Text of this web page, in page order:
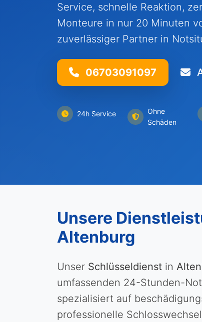
Service, schnelle Reaktion,
Monteure in nur 20 Minuten
zuverlässiger Partner in
06703091097
24h Service
Ohne
Schäden
Unsere
Altenburg
Unser Schlüsseldienst in
umfassenden 24-Stunden-
spezialisiert auf
professionelle